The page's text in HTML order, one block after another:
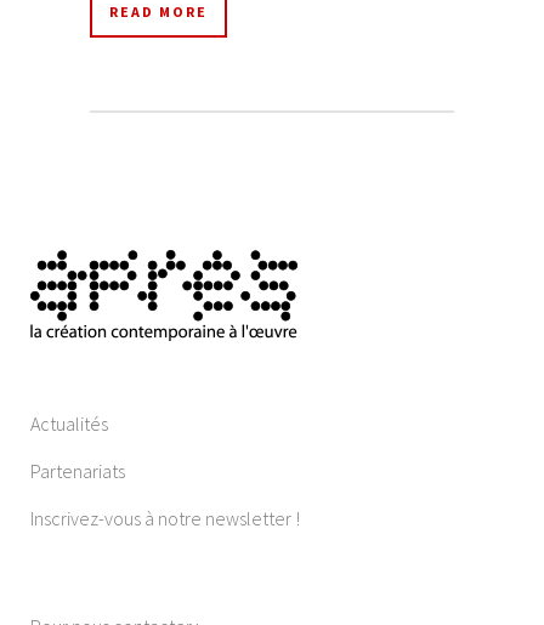
READ MORE
Actualités
Partenariats
Inscrivez-vous à notre newsletter !